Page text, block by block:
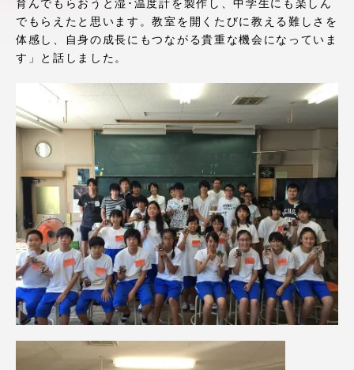
育んでもらおうと湿･温度計を製作し、中学生にも楽しん
でもらえたと思います。教室を開くたびに教える難しさを
体感し、自身の成長にもつながる貴重な機会になっていま
す」と話しました。
アクセス情報
品川キャンパス
伊勢原キャンパス 静岡キャンパス
熊本キャンパス
阿蘇くまもと
臨空キャンパス
札幌キャンパス
TOKAIスポーツ